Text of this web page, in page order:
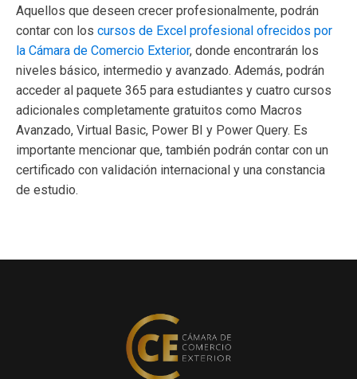
Aquellos que deseen crecer profesionalmente, podrán
contar con los cursos de Excel profesional ofrecidos por
la Cámara de Comercio Exterior, donde encontrarán los
niveles básico, intermedio y avanzado. Además, podrán
acceder al paquete 365 para estudiantes y cuatro cursos
adicionales completamente gratuitos como Macros
Avanzado, Virtual Basic, Power BI y Power Query. Es
importante mencionar que, también podrán contar con un
certificado con validación internacional y una constancia
de estudio.